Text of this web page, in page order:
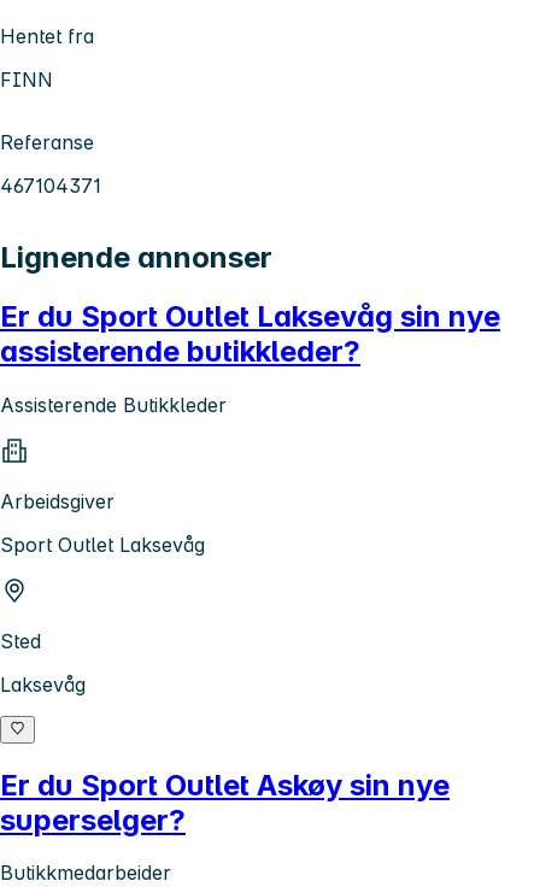
Hentet fra
FINN
Referanse
467104371
Lignende annonser
Er du Sport Outlet Laksevåg sin nye
assisterende butikkleder?
Assisterende Butikkleder
Arbeidsgiver
Sport Outlet Laksevåg
Sted
Laksevåg
Er du Sport Outlet Askøy sin nye
superselger?
Butikkmedarbeider